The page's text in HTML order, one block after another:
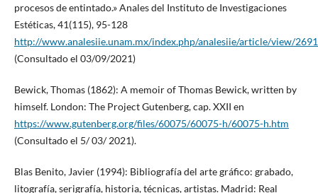
procesos de entintado.» Anales del Instituto de Investigaciones
Estéticas, 41(115), 95-128
http://www.analesiie.unam.mx/index.php/analesiie/article/view/2691
(Consultado el 03/09/2021)
Bewick, Thomas (1862): A memoir of Thomas Bewick, written by
himself. London: The Project Gutenberg, cap. XXII en
https://www.gutenberg.org/files/60075/60075-h/60075-h.htm
(Consultado el 5/ 03/ 2021).
Blas Benito, Javier (1994): Bibliografía del arte gráfico: grabado,
litografía, serigrafía, historia, técnicas, artistas. Madrid: Real